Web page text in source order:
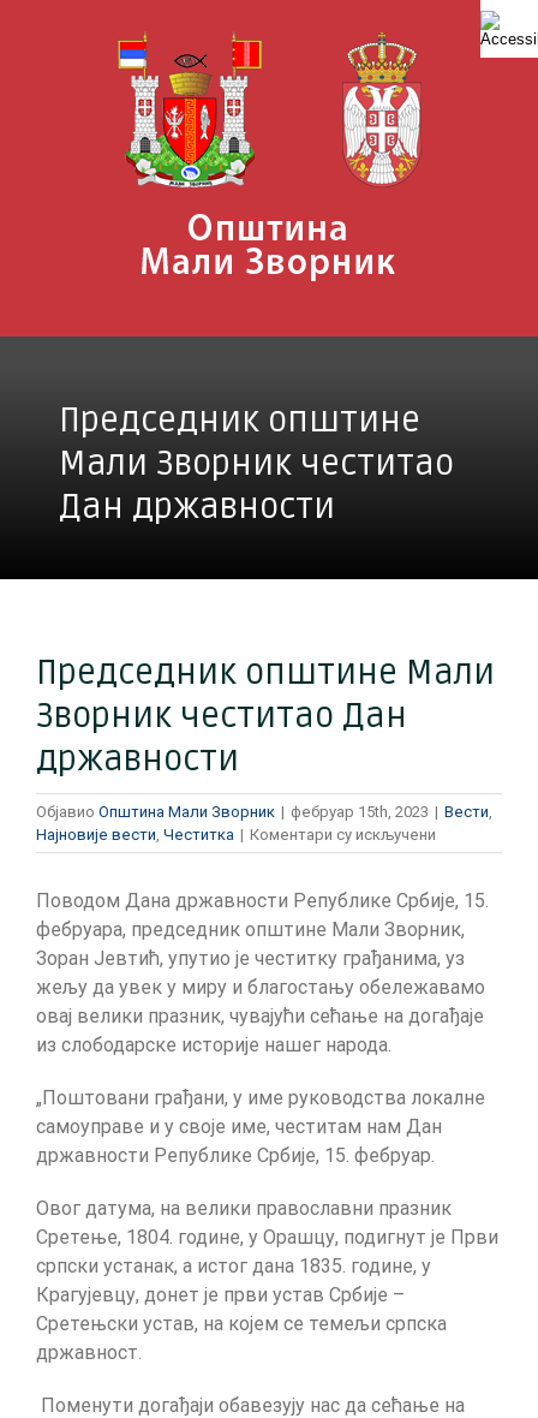
Председник општине
Мали Зворник честитао
Дан државности
Председник општине Мали
Зворник честитао Дан
државности
Објавио Општина Мали Зворник | фебруар 15th, 2023 | Вести
Најновије вести Честитка | Коментари су искључени
Председник
Мали
Зворник
Дан
државности
Поводом Дана државности Републике Србије, 15.
фебруара, председник општине Мали Зворник,
Зоран Јевтић, упутио је честитку грађанима, уз
жељу да увек у миру и благостању обележавамо
овај велики празник, чувајући сећање на догађаје
из слободарске историје нашег народа.
„Поштовани грађани, у име руководства локалне
самоуправе и у своје име, честитам нам Дан
државности Републике Србије, 15. фебруар.
Овог датума, на велики православни празник
Сретење, 1804. године, у Орашцу, подигнут је Први
српски устанак, а истог дана 1835. године, у
Крагујевцу, донет је први устав Србије –
Сретењски устав, на којем се темељи српска
државност.
Поменути догађаји обавезују нас да сећање на